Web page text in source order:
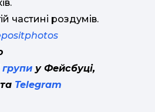
частині роздумів.
групи у Фейсбуці,
Telegram